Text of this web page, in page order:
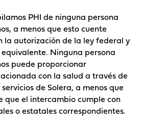
PHI de ninguna persona
a menos que esto cuente
la autorización de la ley federal y
Ninguna persona
puede proporcionar
con la salud a través de
de Solera, a menos que
que el intercambio cumple con
o estatales correspondientes.